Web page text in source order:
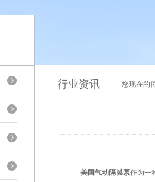
行业资讯 您现在的
美国气动隔膜泵作为一